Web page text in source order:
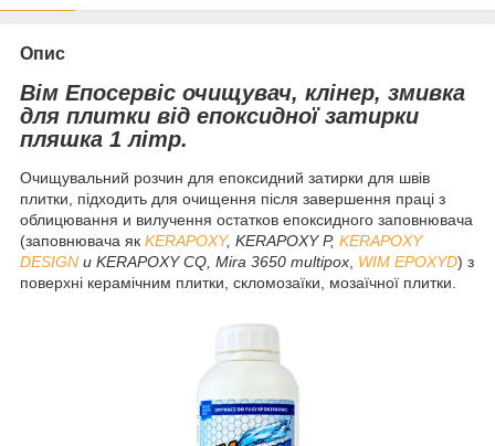
Опис
Вім Епосервіс очищувач, клінер, змивка
для плитки від епоксидної затирки
пляшка 1 літр.
Очищувальний розчин для епоксидний затирки для швів
плитки, підходить для очищення після завершення праці з
облицювання и вилучення остатков епоксидного заповнювача
(заповнювача як KERAPOXY, KERAPOXY P, KERAPOXY
DESIGN и KERAPOXY CQ, Mira 3650 multipox, WIM EPOXYD) з
поверхні керамічним плитки, скломозаїки, мозаїчної плитки.